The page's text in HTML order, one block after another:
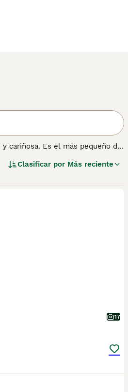
cariñosa. Es el más pequeño de
Clasificar por Más reciente
17